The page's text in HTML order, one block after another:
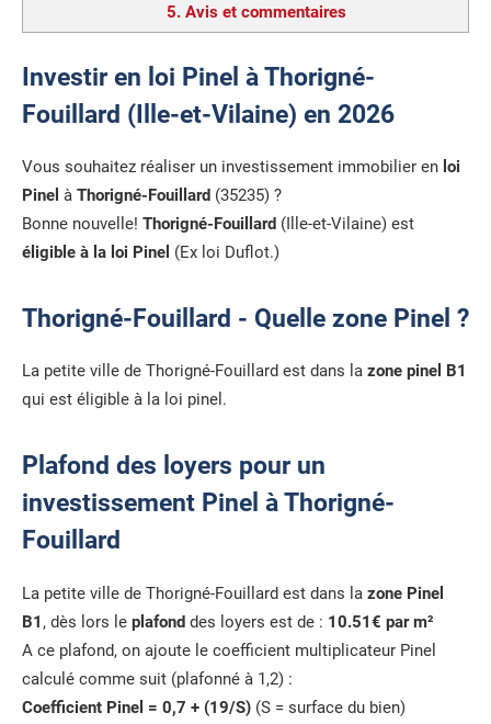
5. Avis et commentaires
Investir en loi Pinel à Thorigné-
Fouillard (Ille-et-Vilaine) en 2026
Vous souhaitez réaliser un investissement immobilier en loi
Pinel à Thorigné-Fouillard (35235) ?
Bonne nouvelle! Thorigné-Fouillard (Ille-et-Vilaine) est
éligible à la loi Pinel (Ex loi Duflot.)
Thorigné-Fouillard - Quelle zone Pinel ?
La petite ville de Thorigné-Fouillard est dans la zone pinel B1
qui est éligible à la loi pinel.
Plafond des loyers pour un
investissement Pinel à Thorigné-
Fouillard
La petite ville de Thorigné-Fouillard est dans la zone Pinel
B1 , dès lors le plafond des loyers est de : 10.51€ par m²
A ce plafond, on ajoute le coefficient multiplicateur Pinel
calculé comme suit (plafonné à 1,2) :
Coefficient Pinel = 0,7 + (19/S) (S = surface du bien)